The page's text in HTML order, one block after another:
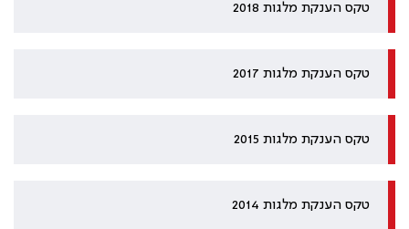
טקס הענקת מלגות 2018
טקס הענקת מלגות 2017
טקס הענקת מלגות 2015
טקס הענקת מלגות 2014